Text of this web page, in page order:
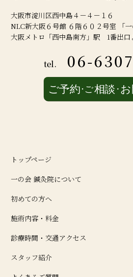
大阪市淀川区西中島４－４－１６
NLC新大阪６号館 ６階６０２号室 「一
大阪メトロ「西中島南方」駅 1番出口
tel. 06-
トップページ
一の会 鍼灸院について
初めての方へ
施術内容・料金
診療時間・交通アクセス
スタッフ紹介